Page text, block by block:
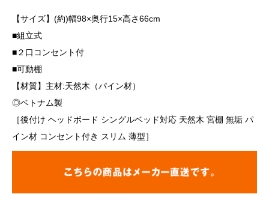
【サイズ】(約)幅98×奥行15×高さ66cm
■組立式
■２口コンセント付
■可動棚
【材質】主材:天然木（パイン材）
◎ベトナム製
［後付け ヘッドボード シングルベッド対応 天然木 宮棚 無垢 パ
イン材 コンセント付き スリム 薄型］